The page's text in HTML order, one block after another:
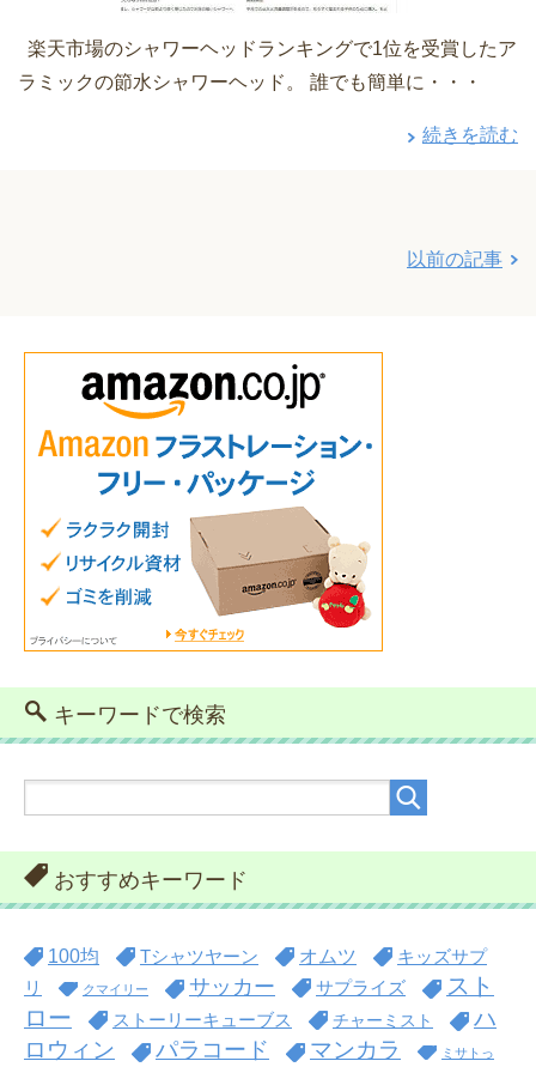
楽天市場のシャワーヘッドランキングで1位を受賞したア
ラミックの節水シャワーヘッド。 誰でも簡単に・・・
続きを読む
以前の記事
キーワードで検索
おすすめキーワード
100均 Tシャツヤーン オムツ
キッズサプ
リ
クマイリー サッカー サプライズ
スト
ロー
ストーリーキューブス チャーミスト
ハ
ロウィン
パラコード マンカラ ミサトっ